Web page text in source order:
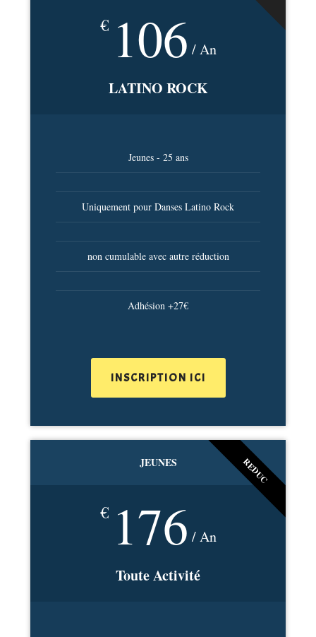
€ 106 / An
LATINO ROCK
Jeunes - 25 ans
Uniquement pour Danses Latino Rock
non cumulable avec autre réduction
Adhésion +27€
INSCRIPTION ICI
JEUNES REDUC
€ 176 / An
Toute Activité